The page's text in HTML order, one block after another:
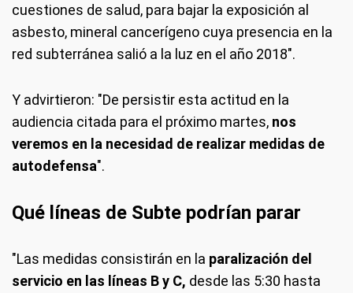
cuestiones de salud, para bajar la exposición al
asbesto, mineral cancerígeno cuya presencia en la
red subterránea salió a la luz en el año 2018".
Y advirtieron: "De persistir esta actitud en la
audiencia citada para el próximo martes, nos
veremos en la necesidad de realizar medidas de
autodefensa".
Qué líneas de Subte podrían parar
"Las medidas consistirán en la paralización del
servicio en las líneas B y C, desde las 5:30 hasta